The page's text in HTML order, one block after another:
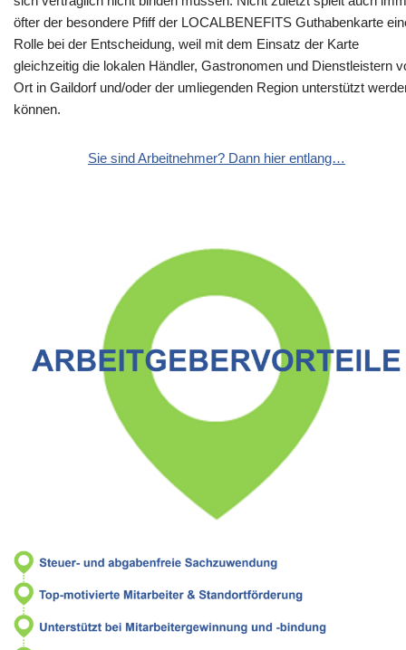
öfter der besondere Pfiff der LOCALBENEFITS Guthabenkarte
Rolle bei der Entscheidung, weil mit dem Einsatz der Karte
gleichzeitig die lokalen Händler, Gastronomen und Dienstleistern
Ort in Gaildorf und/oder der umliegenden Region unterstützt
können.
Sie sind Arbeitnehmer? Dann hier entlang…